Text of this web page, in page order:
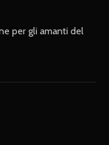
per gli amanti del